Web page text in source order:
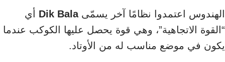
الهندوس اعتمدوا نظامًا آخر يسمّىDik Bala أي
“القوة الاتجاهية”، وهي قوة يحصل عليها الكوكب عندما
يكون في موضع مناسب له من الأوتاد.